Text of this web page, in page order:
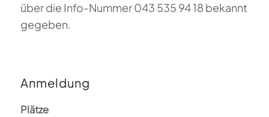
über die Info-Nummer 043 535 94 18 bekannt
gegeben.
Anmeldung
Plätze